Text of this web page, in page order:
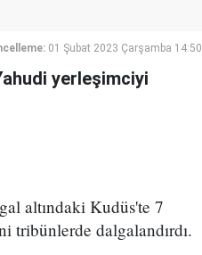
01 Şubat 2023 Çarşamba 14:50
yerleşimciyi
altındaki Kudüs'te 7
tribünlerde dalgalandırdı.